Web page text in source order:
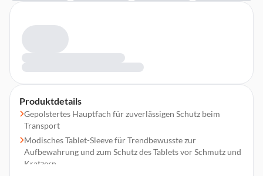
Produktdetails
Gepolstertes Hauptfach für zuverlässigen Schutz beim
Transport
Modisches Tablet-Sleeve für Trendbewusste zur
Aufbewahrung und zum Schutz des Tablets vor Schmutz und
Kratzern